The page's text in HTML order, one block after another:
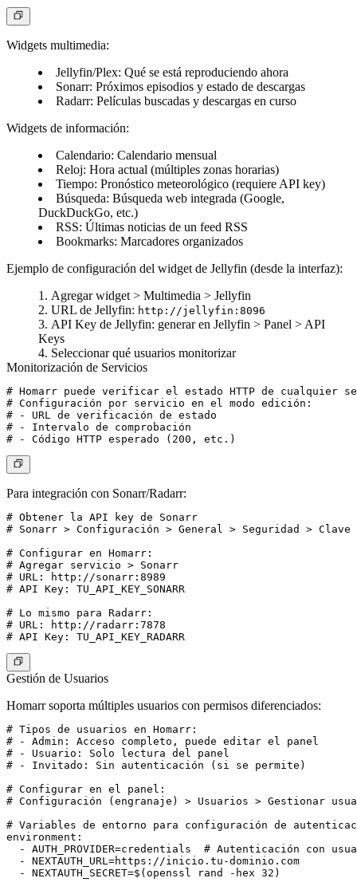
Widgets multimedia:
Jellyfin/Plex: Qué se está reproduciendo ahora
Sonarr: Próximos episodios y estado de descargas
Radarr: Películas buscadas y descargas en curso
Widgets de información:
Calendario: Calendario mensual
Reloj: Hora actual (múltiples zonas horarias)
Tiempo: Pronóstico meteorológico (requiere API key)
Búsqueda: Búsqueda web integrada (Google,
DuckDuckGo, etc.)
RSS: Últimas noticias de un feed RSS
Bookmarks: Marcadores organizados
Ejemplo de configuración del widget de Jellyfin (desde la interfaz):
Agregar widget > Multimedia > Jellyfin
URL de Jellyfin: http://jellyfin:8096
API Key de Jellyfin: generar en Jellyfin > Panel > API
Keys
Seleccionar qué usuarios monitorizar
Monitorización de Servicios
# Homarr puede verificar el estado HTTP de cualquier
# Configuración por servicio en el modo edición:
# - URL de verificación de estado
# - Intervalo de comprobación
Para integración con Sonarr/Radarr:
# Obtener la API key de Sonarr
# Sonarr > Configuración > General > Seguridad > Clave
# Configurar en Homarr:
# Agregar servicio > Sonarr
# URL: http://sonarr:8989
# API Key: TU_API_KEY_SONARR
# Lo mismo para Radarr:
# URL: http://radarr:7878
Gestión de Usuarios
Homarr soporta múltiples usuarios con permisos diferenciados:
# Tipos de usuarios en Homarr:
# - Admin: Acceso completo, puede editar el panel
# - Usuario: Solo lectura del panel
# - Invitado: Sin autenticación (si se permite)
# Configurar en el panel:
# Configuración (engranaje) > Usuarios > Gestionar
# Variables de entorno para configuración de
environment:
- AUTH_PROVIDER=credentials  # Autenticación con
  - NEXTAUTH_URL=https://inicio.tu-dominio.com